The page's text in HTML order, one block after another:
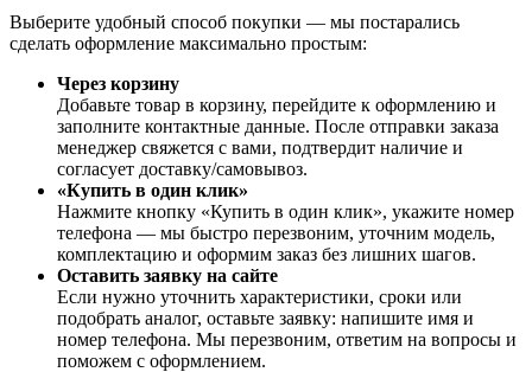
Выберите удобный способ покупки — мы постарались
сделать оформление максимально простым:
Через корзину
Добавьте товар в корзину, перейдите к оформлению и
заполните контактные данные. После отправки заказа
менеджер свяжется с вами, подтвердит наличие и
согласует доставку/самовывоз.
«Купить в один клик»
Нажмите кнопку «Купить в один клик», укажите номер
телефона — мы быстро перезвоним, уточним модель,
комплектацию и оформим заказ без лишних шагов.
Оставить заявку на сайте
Если нужно уточнить характеристики, сроки или
подобрать аналог, оставьте заявку: напишите имя и
номер телефона. Мы перезвоним, ответим на вопросы и
поможем с оформлением.